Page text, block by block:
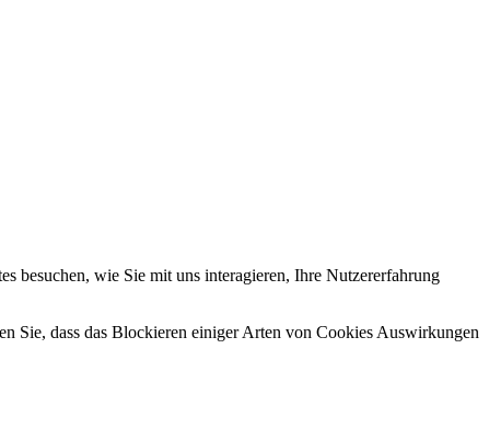
besuchen, wie Sie mit uns interagieren, Ihre Nutzererfahrung
Sie, dass das Blockieren einiger Arten von Cookies Auswirkungen